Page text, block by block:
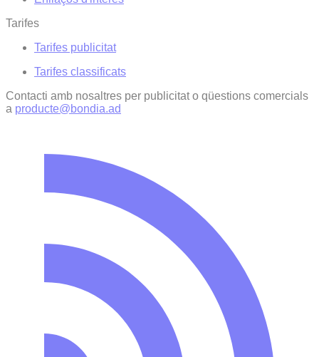
Tarifes
Tarifes publicitat
Tarifes classificats
Contacti amb nosaltres per publicitat o qüestions comercials
a producte@bondia.ad